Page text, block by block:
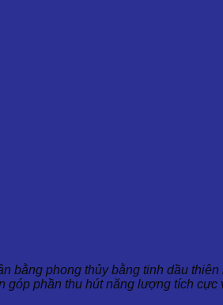
bằng phong thủy bằng tinh dầu
góp phần thu hút năng lượng tích cực